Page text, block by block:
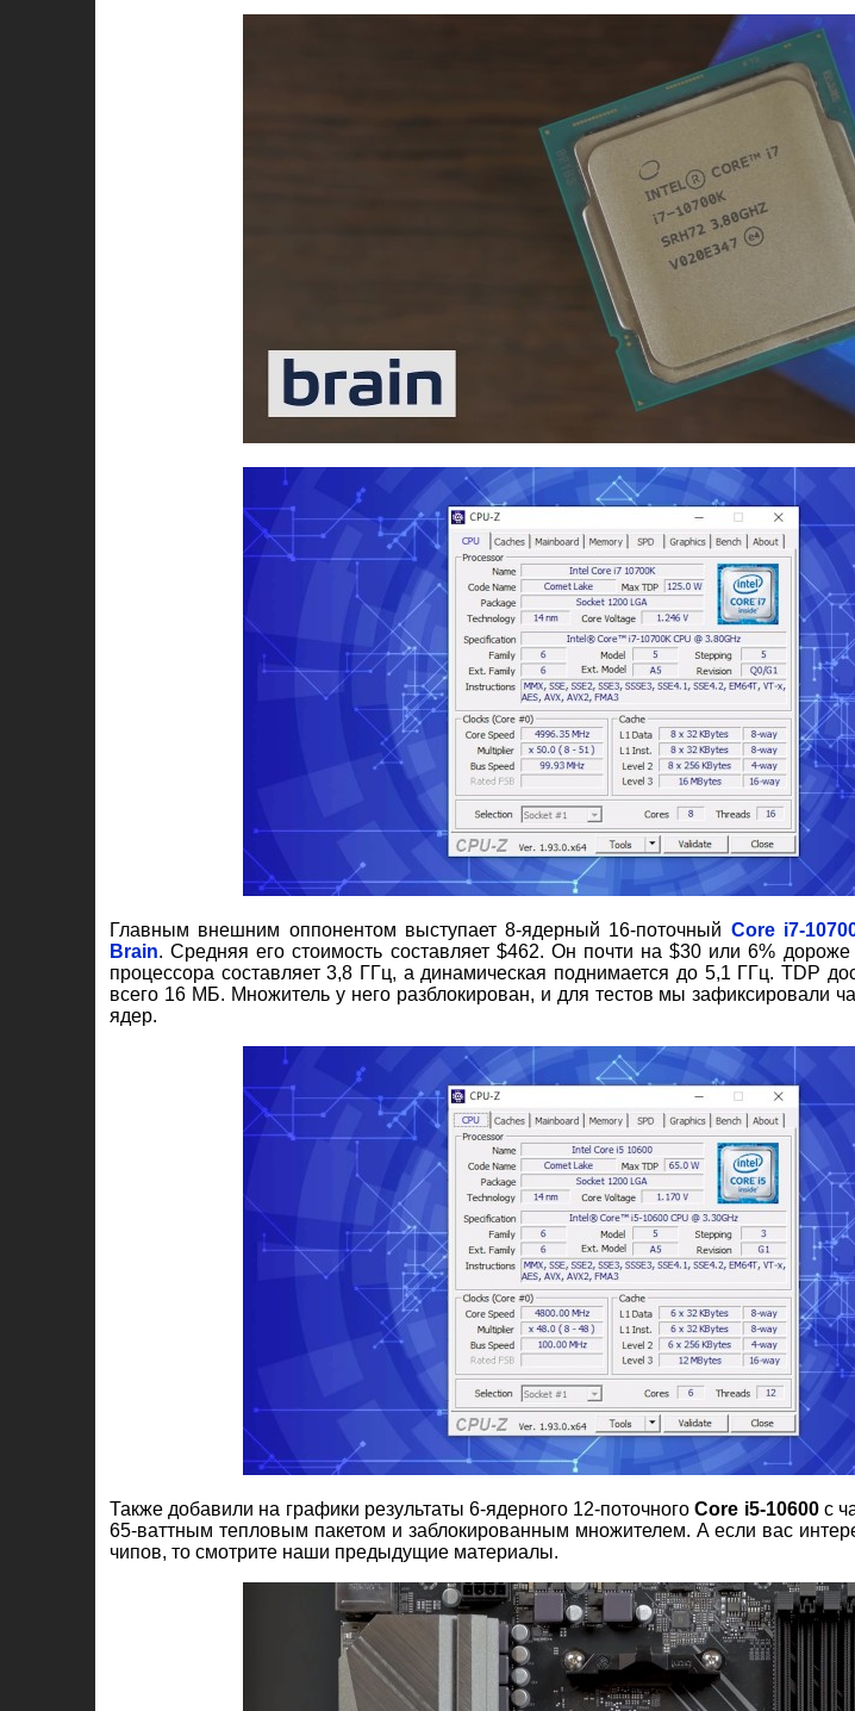
Главным внешним оппонентом выступает 8-ядерный 16-поточный Core i7-
Brain. Средняя его стоимость составляет $462. Он почти на $30 или 6% дороже
процессора составляет 3,8 ГГц, а динамическая поднимается до 5,1 ГГц. TDP
всего 16 МБ. Множитель у него разблокирован, и для тестов мы зафиксировали
ядер.
Также добавили на графики результаты 6-ядерного 12-поточногоCore i5-10600с
65-ваттным тепловым пакетом и заблокированным множителем. А если вас
чипов, то смотрите наши предыдущие материалы.